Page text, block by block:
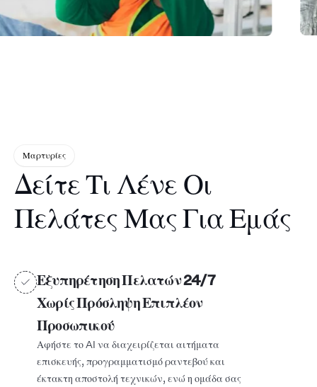
Μαρτυρίες
Δείτε Τι Λένε Οι
Πελάτες Μας Για Εμάς
Εξυπηρέτηση Πελατών 24/7
Χωρίς Πρόσληψη Επιπλέον
Προσωπικού
Αφήστε το AI να διαχειρίζεται αιτήματα
επισκευής, προγραμματισμό ραντεβού και
έκτακτη αποστολή τεχνικών, ενώ η ομάδα σας